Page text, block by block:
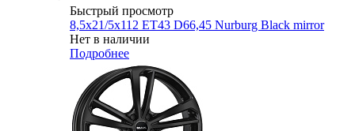
Быстрый просмотр
8,5x21/5x112 ET43 D66,45 Nurburg Black mirror
Нет в наличии
Подробнее